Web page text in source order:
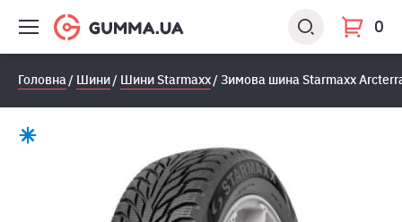
0
Головна Шини Шини Starmaxx Зимова шина Starmaxx